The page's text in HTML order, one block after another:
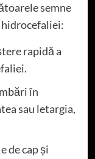
semne
hidrocefaliei:
rapidă a
în
sau letargia,
de cap și